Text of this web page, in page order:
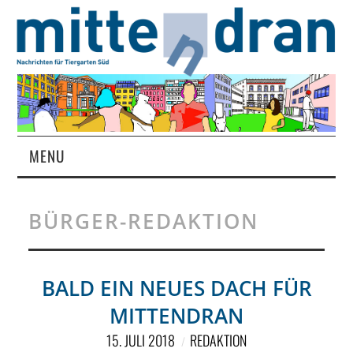
MENU
MAGAZIN
ÜBER UNS
BÜRGER-REDAKTION
BALD EIN NEUES DACH FÜR
MITTENDRAN
15. JULI 2018 REDAKTION